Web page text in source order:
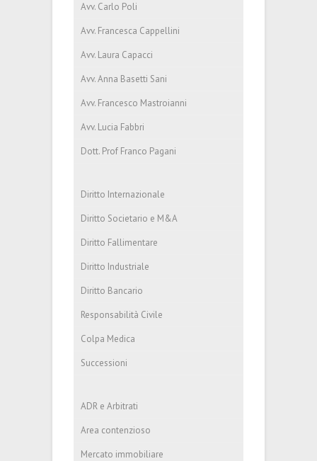
Avv. Carlo Poli
Avv. Francesca Cappellini
Avv. Laura Capacci
Avv. Anna Basetti Sani
Avv. Francesco Mastroianni
Avv. Lucia Fabbri
Dott. Prof Franco Pagani
Diritto Internazionale
Diritto Societario e M&A
Diritto Fallimentare
Diritto Industriale
Diritto Bancario
Responsabilità Civile
Colpa Medica
Successioni
ADR e Arbitrati
Area contenzioso
Mercato immobiliare